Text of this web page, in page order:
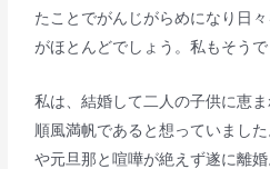
たことでがんじがらめになり日
がほとんどでしょう。私もそうで
私は、結婚して二人の子供に恵
順風満帆であると想っていまし
や元旦那と喧嘩が絶えず遂に離